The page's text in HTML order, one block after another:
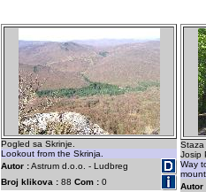
Pogled sa Skrinje.
Lookout from the Skrinja.
Autor :Astrum d.o.o. - Ludbreg
Broj klikova : 88 Com : 0
Staza
Josip
Way
Autor